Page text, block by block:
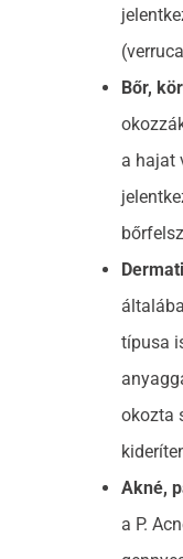
Bőr,
a hajat
típusa
okozta
Akné,
a P.